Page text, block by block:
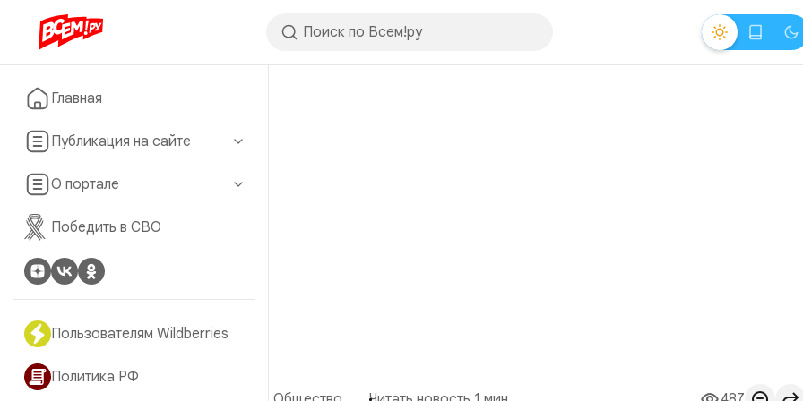
Главная
Публикация на сайте
О портале
Победить в СВО
Пользователям Wildberries
Политика РФ